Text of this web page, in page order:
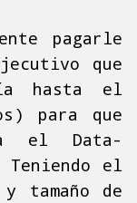
pagarle
que
hasta el
para que
el Data-
Teniendo el
tamaño de